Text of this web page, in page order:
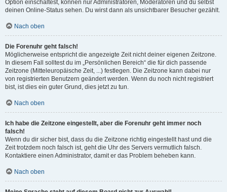
Option einschaltest, können nur Administratoren, Moderatoren und du selbst
deinen Online-Status sehen. Du wirst dann als unsichtbarer Besucher gezählt.
Nach oben
Die Forenuhr geht falsch!
Möglicherweise entspricht die angezeigte Zeit nicht deiner eigenen Zeitzone.
In diesem Fall solltest du im „Persönlichen Bereich“ die für dich passende
Zeitzone (Mitteleuropäische Zeit, ...) festlegen. Die Zeitzone kann dabei nur
von registrierten Benutzern geändert werden. Wenn du noch nicht registriert
bist, ist dies ein guter Grund, dies jetzt zu tun.
Nach oben
Ich habe die Zeitzone eingestellt, aber die Forenuhr geht immer noch
falsch!
Wenn du dir sicher bist, dass du die Zeitzone richtig eingestellt hast und die
Zeit trotzdem noch falsch ist, geht die Uhr des Servers vermutlich falsch.
Kontaktiere einen Administrator, damit er das Problem beheben kann.
Nach oben